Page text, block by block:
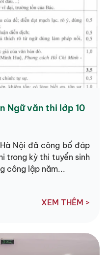
Ngữ văn thi lớp 10
Nội đã công bố đáp
trong kỳ thi tuyển sinh
công lập năm...
XEM THÊM >